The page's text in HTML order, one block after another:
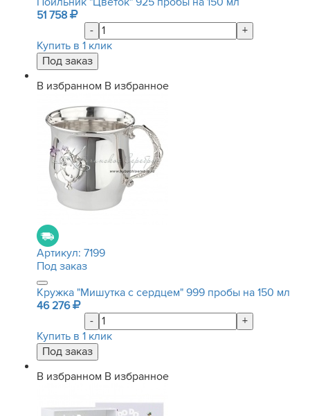
51 758
-
+
Купить в 1 клик
В избранном В избранное
Артикул: 7199
Под заказ
Кружка "Мишутка с сердцем" 999 пробы на 150 мл
46 276
-
+
Купить в 1 клик
В избранном В избранное